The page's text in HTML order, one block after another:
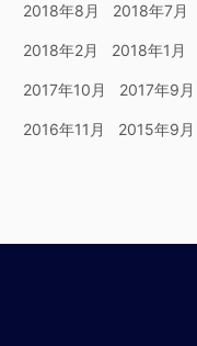
2018年8月 2018年7月
2018年2月 2018年1月
2017年10月 2017年9月
2016年11月 2015年9月